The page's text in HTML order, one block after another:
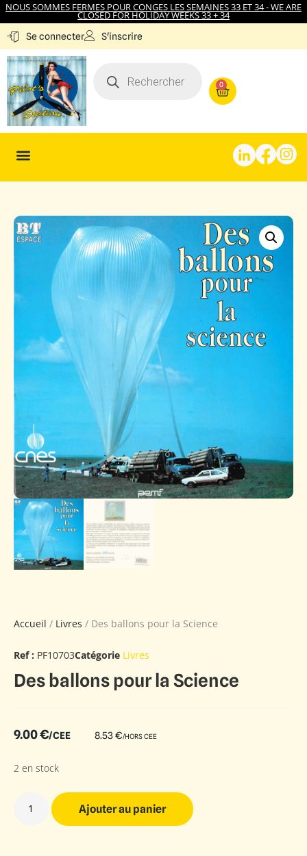
NOUS SOMMES FERMES POUR CONGES LES SEMAINES 33 ET 34 - WE ARE
CLOSED FOR HOLIDAY WEEKS 33 + 34
Se connecter S'inscrire
0
Accueil / Livres / Des ballons pour la Science
Ref : PF10703Catégorie Livres
Des ballons pour la Science
9.00€/CEE 8.53€/HORS CEE
2 en stock
Ajouter au panier